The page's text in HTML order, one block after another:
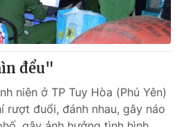
đểu"
niên ở TP Tuy Hòa (Phú Yên)
rượt đuổi, đánh nhau, gây náo